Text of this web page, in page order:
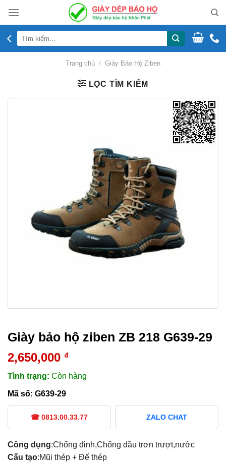
content
Tìm
kiếm:
Trang chủ / Giày Bảo Hộ Ziben
LỌC TÌM KIẾM
Giày bảo hộ ziben ZB 218 G639-29
2,650,000 ₫
Tình trạng: Còn hàng
Mã số: G639-29
☎ 0813.00.33.77 ZALO CHAT
Công dụng:Chống đinh,Chống dầu trơn trượt,nước
Cấu tạo:Mũi thép + Đế thép